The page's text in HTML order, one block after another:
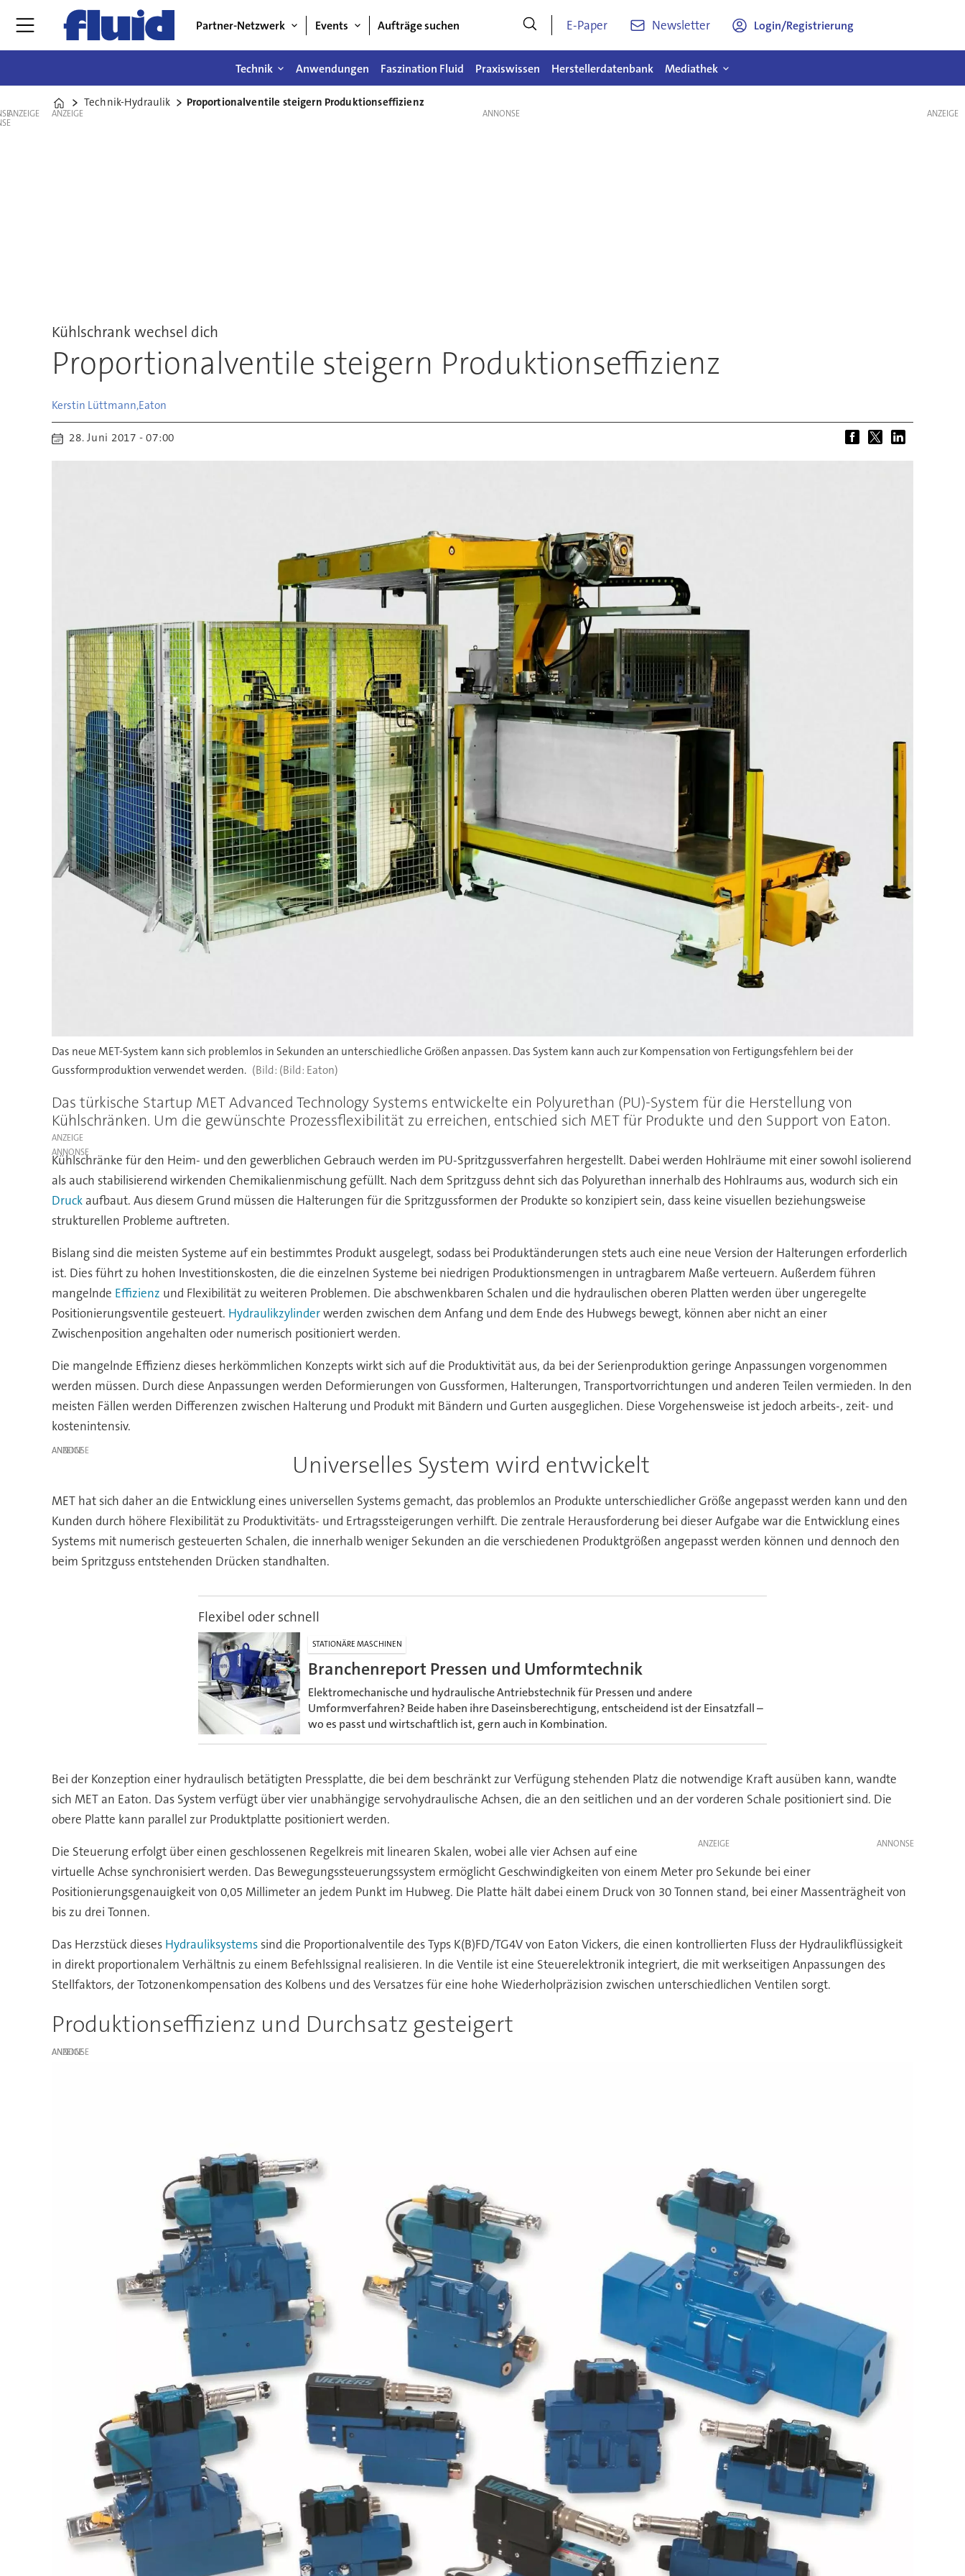
Partner-Netzwerk Events Aufträge suchen E-Paper Newsletter Login/Registrierung
Technik Anwendungen Faszination Fluid Praxiswissen Herstellerdatenbank Mediathek
Home
Technik-Hydraulik Proportionalventile steigern Produktionseffizienz
ANZEIGE ANZEIGE
Kühlschrank wechsel dich
Proportionalventile steigern Produktionseffizienz
Kerstin Lüttmann,Eaton
28. Juni 2017 - 07:00
Das neue MET-System kann sich problemlos in Sekunden an unterschiedliche Größen anpassen. Das System kann auch zur Kompensation von Fertigungsfehlern bei der
Gussformproduktion verwendet werden.
(Bild: Eaton)
Das türkische Startup MET Advanced Technology Systems entwickelte ein Polyurethan (PU)-System für die Herstellung von
Kühlschränken. Um die gewünschte Prozessflexibilität zu erreichen, entschied sich MET für Produkte und den Support von Eaton.
ANZEIGE
Kühlschränke für den Heim- und den gewerblichen Gebrauch werden im PU-Spritzgussverfahren hergestellt. Dabei werden Hohlräume mit einer sowohl isolierend
als auch stabilisierend wirkenden Chemikalienmischung gefüllt. Nach dem Spritzguss dehnt sich das Polyurethan innerhalb des Hohlraums aus, wodurch sich ein
Druckaufbaut. Aus diesem Grund müssen die Halterungen für die Spritzgussformen der Produkte so konzipiert sein, dass keine visuellen beziehungsweise
strukturellen Probleme auftreten.
Bislang sind die meisten Systeme auf ein bestimmtes Produkt ausgelegt, sodass bei Produktänderungen stets auch eine neue Version der Halterungen erforderlich
ist. Dies führt zu hohen Investitionskosten, die die einzelnen Systeme bei niedrigen Produktionsmengen in untragbarem Maße verteuern. Außerdem führen
mangelnde Effizienz und Flexibilität zu weiteren Problemen. Die abschwenkbaren Schalen und die hydraulischen oberen Platten werden über ungeregelte
Positionierungsventile gesteuert. Hydraulikzylinderwerden zwischen dem Anfang und dem Ende des Hubwegs bewegt, können aber nicht an einer
Zwischenposition angehalten oder numerisch positioniert werden.
Die mangelnde Effizienz dieses herkömmlichen Konzepts wirkt sich auf die Produktivität aus, da bei der Serienproduktion geringe Anpassungen vorgenommen
werden müssen. Durch diese Anpassungen werden Deformierungen von Gussformen, Halterungen, Transportvorrichtungen und anderen Teilen vermieden. In den
meisten Fällen werden Differenzen zwischen Halterung und Produkt mit Bändern und Gurten ausgeglichen. Diese Vorgehensweise ist jedoch arbeits-, zeit- und
kostenintensiv.
ANZEIGE Universelles System wird entwickelt
MET hat sich daher an die Entwicklung eines universellen Systems gemacht, das problemlos an Produkte unterschiedlicher Größe angepasst werden kann und den
Kunden durch höhere Flexibilität zu Produktivitäts- und Ertragssteigerungen verhilft. Die zentrale Herausforderung bei dieser Aufgabe war die Entwicklung eines
Systems mit numerisch gesteuerten Schalen, die innerhalb weniger Sekunden an die verschiedenen Produktgrößen angepasst werden können und dennoch den
beim Spritzguss entstehenden Drücken standhalten.
Flexibel oder schnell
STATIONÄRE MASCHINEN
Branchenreport Pressen und Umformtechnik
Elektromechanische und hydraulische Antriebstechnik für Pressen und andere
Umformverfahren? Beide haben ihre Daseinsberechtigung, entscheidend ist der Einsatzfall –
wo es passt und wirtschaftlich ist, gern auch in Kombination.
Bei der Konzeption einer hydraulisch betätigten Pressplatte, die bei dem beschränkt zur Verfügung stehenden Platz die notwendige Kraft ausüben kann, wandte
sich MET an Eaton. Das System verfügt über vier unabhängige servohydraulische Achsen, die an den seitlichen und an der vorderen Schale positioniert sind. Die
obere Platte kann parallel zur Produktplatte positioniert werden.
ANZEIGE
Die Steuerung erfolgt über einen geschlossenen Regelkreis mit linearen Skalen, wobei alle vier Achsen auf eine
virtuelle Achse synchronisiert werden. Das Bewegungssteuerungssystem ermöglicht Geschwindigkeiten von einem Meter pro Sekunde bei einer
Positionierungsgenauigkeit von 0,05 Millimeter an jedem Punkt im Hubweg. Die Platte hält dabei einem Druck von 30 Tonnen stand, bei einer Massenträgheit von
bis zu drei Tonnen.
Das Herzstück dieses Hydrauliksystemssind die Proportionalventile des Typs K(B)FD/TG4V von Eaton Vickers, die einen kontrollierten Fluss der Hydraulikflüssigkeit
in direkt proportionalem Verhältnis zu einem Befehlssignal realisieren. In die Ventile ist eine Steuerelektronik integriert, die mit werkseitigen Anpassungen des
Stellfaktors, der Totzonenkompensation des Kolbens und des Versatzes für eine hohe Wiederholpräzision zwischen unterschiedlichen Ventilen sorgt.
Produktionseffizienz und Durchsatz gesteigert
ANZEIGE
ANZEIGE